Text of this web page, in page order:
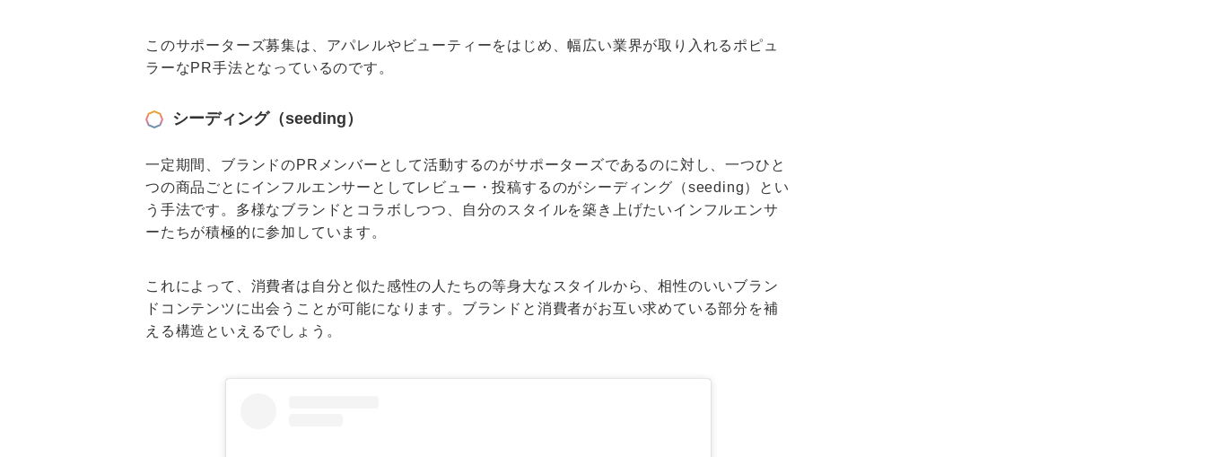
このサポーターズ募集は、アパレルやビューティーをはじめ、幅広い業界が取り入れるポピュ
ラーなPR手法となっているのです。
シーディング（seeding）
一定期間、ブランドのPRメンバーとして活動するのがサポーターズであるのに対し、一つひと
つの商品ごとにインフルエンサーとしてレビュー・投稿するのがシーディング（seeding）とい
う手法です。多様なブランドとコラボしつつ、自分のスタイルを築き上げたいインフルエンサ
ーたちが積極的に参加しています。
これによって、消費者は自分と似た感性の人たちの等身大なスタイルから、相性のいいブラン
ドコンテンツに出会うことが可能になります。ブランドと消費者がお互い求めている部分を補
える構造といえるでしょう。